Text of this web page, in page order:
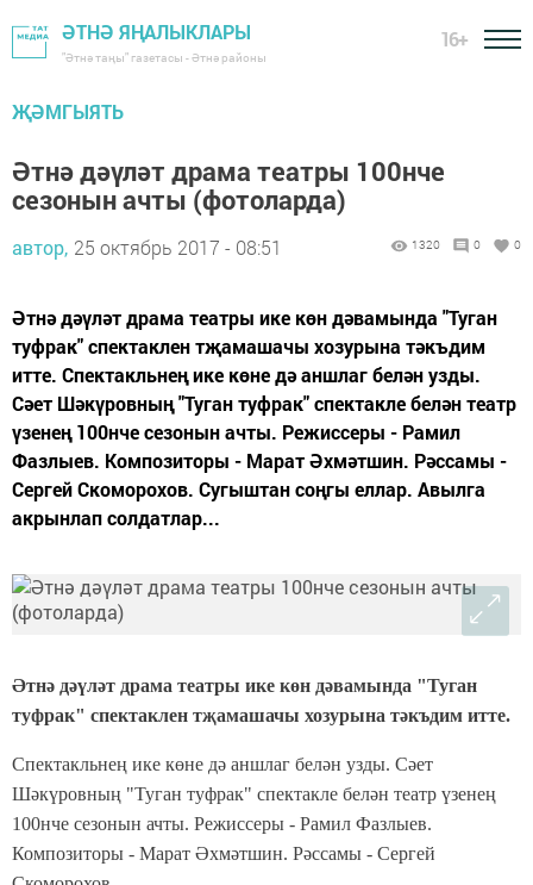
ӘТНӘ ЯҢАЛЫКЛАРЫ
"Әтнә таңы" газетасы - Әтнә районы
16+
ҖӘМГЫЯТЬ
Әтнә дәүләт драма театры 100нче
сезонын ачты (фотоларда)
автор, 25 октябрь 2017 - 08:51 1320 0 0
Әтнә дәүләт драма театры ике көн дәвамында "Туган
туфрак" спектаклен тҗамашачы хозурына тәкъдим
итте. Спектакльнең ике көне дә аншлаг белән узды.
Сәет Шәкүровның "Туган туфрак" спектакле белән театр
үзенең 100нче сезонын ачты. Режиссеры - Рамил
Фазлыев. Композиторы - Марат Әхмәтшин. Рәссамы -
Сергей Скоморохов. Сугыштан соңгы еллар. Авылга
акрынлап солдатлар...
Әтнә дәүләт драма театры ике көн дәвамында "Туган
туфрак" спектаклен тҗамашачы хозурына тәкъдим итте.
Спектакльнең ике көне дә аншлаг белән узды. Сәет
Шәкүровның "Туган туфрак" спектакле белән театр үзенең
100нче сезонын ачты. Режиссеры - Рамил Фазлыев.
Композиторы - Марат Әхмәтшин. Рәссамы - Сергей